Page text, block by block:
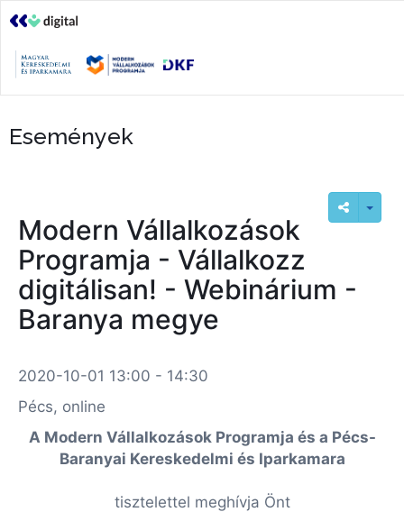
Események
Modern Vállalkozások
Programja - Vállalkozz
digitálisan! - Webinárium -
Baranya megye
2020-10-01 13:00 - 14:30
Pécs, online
A Modern Vállalkozások Programja és a Pécs-
Baranyai Kereskedelmi és Iparkamara
tisztelettel meghívja Önt